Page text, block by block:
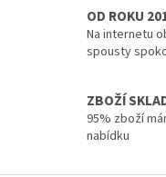
OD ROKU
Na internetu
spousty
ZBOŽÍ
95% zboží
nabídku